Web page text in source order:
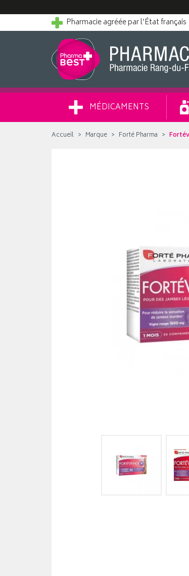
Pharmacie agréée par l’État français
MÉDICAMENTS
Accueil Marque Forté Pharma